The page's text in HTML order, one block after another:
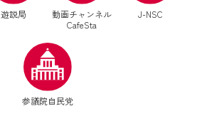
遊説局
動画チャンネル
CafeSta
J-NSC
参議院自民党
別ウィンドウリンク